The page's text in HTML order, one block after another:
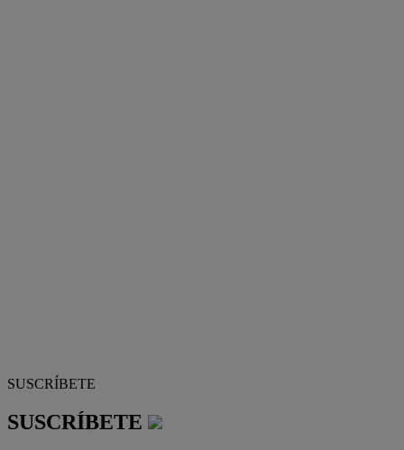
SUSCRÍBETE
SUSCRÍBETE